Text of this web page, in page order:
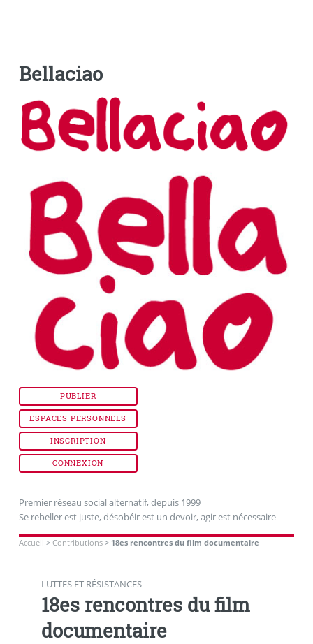
Bellaciao
PUBLIER
ESPACES PERSONNELS
INSCRIPTION
CONNEXION
Premier réseau social alternatif, depuis 1999
Se rebeller est juste, désobéir est un devoir, agir est nécessaire
Accueil > Contributions> 18es rencontres du film documentaire
LUTTES ET RÉSISTANCES
18es rencontres du film
documentaire